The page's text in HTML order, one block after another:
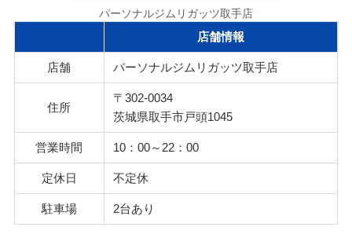
パーソナルジムリガッツ取手店
店舗情報
店舗 パーソナルジムリガッツ取手店
住所
〒302-0034
茨城県取手市戸頭1045
営業時間 10：00～22：00
定休日 不定休
駐車場 2台あり